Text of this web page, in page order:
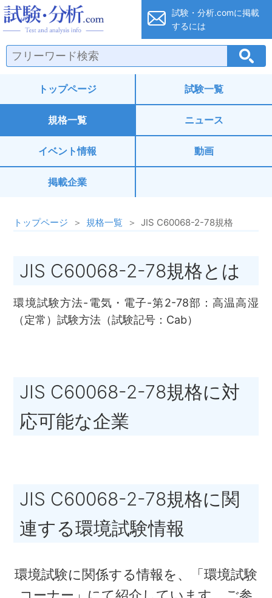
試験・分析
試験・分析.comに掲載
するには
トップページ 試験一覧
規格一覧 ニュース
イベント情報 動画
掲載企業
トップページ 規格一覧 JIS C60068-2-78規格
JIS C60068-2-78規格とは
環境試験方法-電気・電子-第2-78部：高温高湿
（定常）試験方法（試験記号：Cab）
JIS C60068-2-78規格に対
応可能な企業
JIS C60068-2-78規格に関
連する環境試験情報
環境試験に関係する情報を、「環境試験